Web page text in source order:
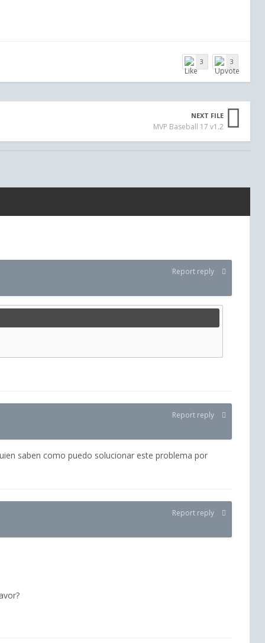
3 3
NEXT FILE
MVP Baseball 17 v1.2
Report reply
Report reply
saben como puedo solucionar este problema por
Report reply